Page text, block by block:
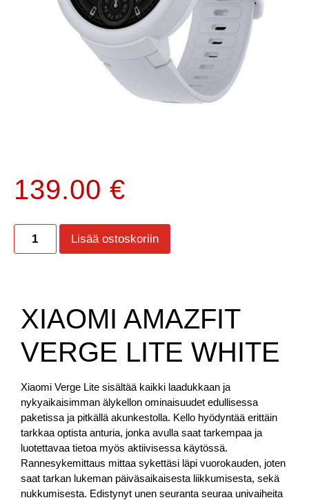
139.00 €
Lisää ostoskoriin
XIAOMI AMAZFIT
VERGE LITE WHITE
Xiaomi Verge Lite sisältää kaikki laadukkaan ja
nykyaikaisimman älykellon ominaisuudet edullisessa
paketissa ja pitkällä akunkestolla. Kello hyödyntää erittäin
tarkkaa optista anturia, jonka avulla saat tarkempaa ja
luotettavaa tietoa myös aktiivisessa käytössä.
Rannesykemittaus mittaa sykettäsi läpi vuorokauden, joten
saat tarkan lukeman päiväsaikaisesta liikkumisesta, sekä
nukkumisesta. Edistynyt unen seuranta seuraa univaiheita